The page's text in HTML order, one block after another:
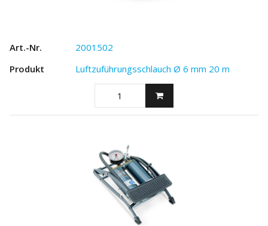
2001502
Luftzuführungsschlauch Ø 6 mm 20 m